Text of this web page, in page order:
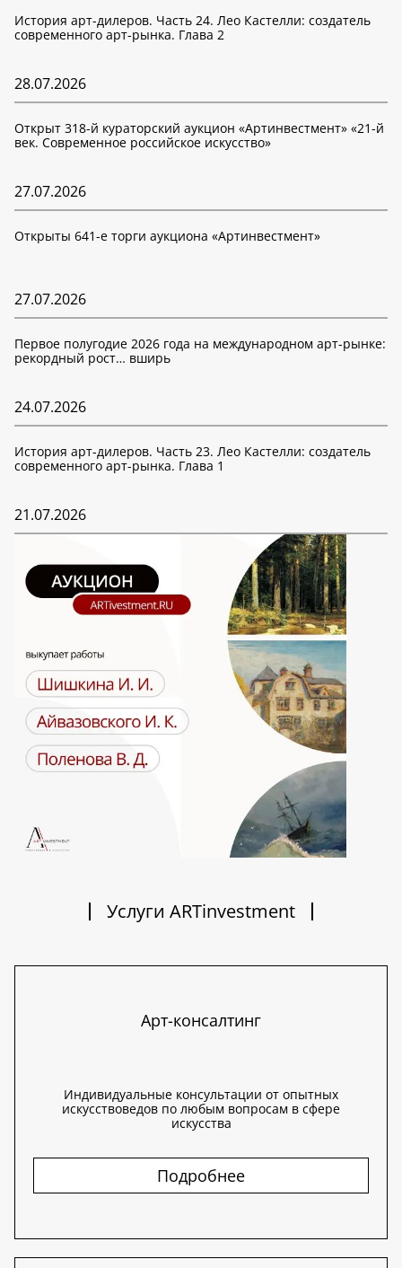
История арт-дилеров. Часть 24. Лео Кастелли: создатель
современного арт-рынка. Глава 2
28.07.2026
Открыт 318-й кураторский аукцион «Артинвестмент» «21-й
век. Современное российское искусство»
27.07.2026
Открыты 641-е торги аукциона «Артинвестмент»
27.07.2026
Первое полугодие 2026 года на международном арт-рынке:
рекордный рост… вширь
24.07.2026
История арт-дилеров. Часть 23. Лео Кастелли: создатель
современного арт-рынка. Глава 1
21.07.2026
Услуги ARTinvestment
Арт-консалтинг
Индивидуальные консультации от опытных
искусствоведов по любым вопросам в сфере
искусства
Подробнее